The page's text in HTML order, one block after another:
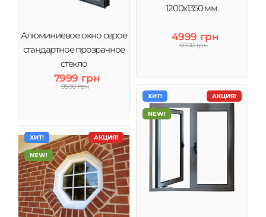
Алюминиевое окно серое
стандартное прозрачное
стекло
7999 грн
9500 грн
1200x1350 мм.
4999 грн
6000 грн
АКЦИЯ!
ХИТ!
NEW!
АКЦИЯ!
ХИТ!
NEW!